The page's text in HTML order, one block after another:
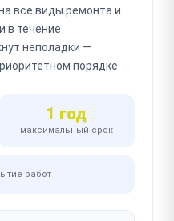
все виды ремонта и
в течение
неполадки —
порядке.
1 год
максимальный срок
работ